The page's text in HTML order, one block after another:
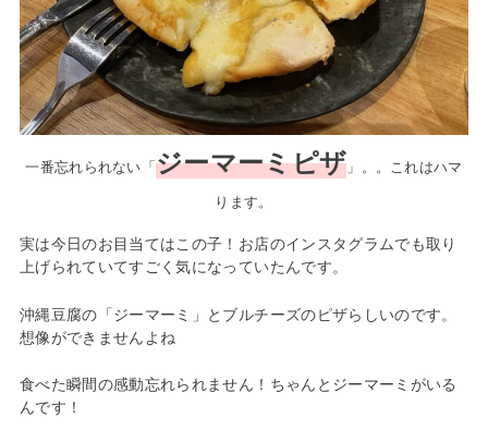
一番忘れられない「ジーマーミピザ 」。。これはハマ
ります。
実は今日のお目当てはこの子！お店のインスタグラムでも取り
上げられていてすごく気になっていたんです。
沖縄豆腐の「ジーマーミ」とブルチーズのピザらしいのです。
想像ができませんよね
食べた瞬間の感動忘れられません！ちゃんとジーマーミがいる
んです！